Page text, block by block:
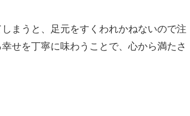
まうと、足元をすくわれかねないので注
せを丁寧に味わうことで、心から満たさ